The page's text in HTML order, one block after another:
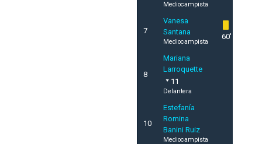
Mediocampista
7
Vanesa
Santana
Mediocampista
60'
8
Mariana
Larroquette
11
Delantera
10
Estefanía
Romina
Banini Ruiz
Mediocampista